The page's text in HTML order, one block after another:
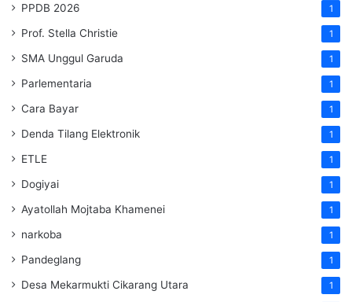
PPDB 2026 1
Prof. Stella Christie 1
SMA Unggul Garuda 1
Parlementaria 1
Cara Bayar 1
Denda Tilang Elektronik 1
ETLE 1
Dogiyai 1
Ayatollah Mojtaba Khamenei 1
narkoba 1
Pandeglang 1
Desa Mekarmukti Cikarang Utara 1